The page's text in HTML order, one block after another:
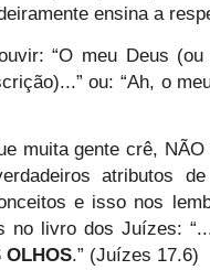
ensina a
“O meu Deus
ou: “Ah, o
muita gente crê,
atributos
e isso nos
no livro dos Juízes:
OLHOS.” (Juízes 17.6)